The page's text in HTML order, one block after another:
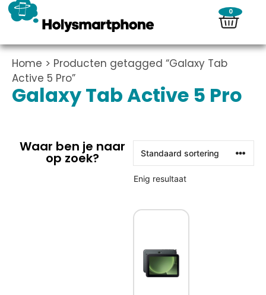
0
Home > Producten getagged “Galaxy Tab
Active 5 Pro”
Galaxy Tab Active 5 Pro
Waar ben je naar
op zoek?
Enig resultaat